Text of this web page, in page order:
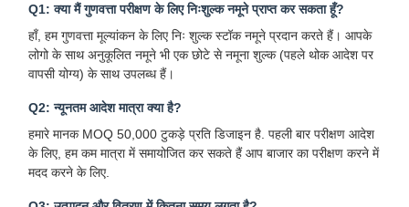
घर उत्पादों हमारे बारे में फ़ैक्टरी टूर
Q1: क्या मैं गुणवत्ता परीक्षण के लिए निःशुल्क नमूने प्राप्त कर सकता हूँ?
हाँ, हम गुणवत्ता मूल्यांकन के लिए निः शुल्क स्टॉक नमूने प्रदान करते हैं। आपके
लोगो के साथ अनुकूलित नमूने भी एक छोटे से नमूना शुल्क (पहले थोक आदेश पर
वापसी योग्य) के साथ उपलब्ध हैं।
Q2: न्यूनतम आदेश मात्रा क्या है?
हमारे मानक MOQ 50,000 टुकड़े प्रति डिजाइन है. पहली बार परीक्षण आदेश
के लिए, हम कम मात्रा में समायोजित कर सकते हैं आप बाजार का परीक्षण करने में
मदद करने के लिए.